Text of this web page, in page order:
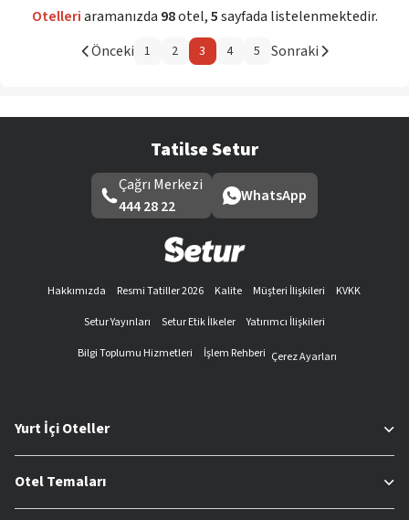
Otelleriaramanızda 98otel,5sayfada listelenmektedir.
Önceki 1 2 3 4 5 Sonraki
Tatilse Setur
Çağrı Merkezi
444 28 22
WhatsApp
Hakkımızda Resmi Tatiller 2026 Kalite Müşteri İlişkileri
KVKK
Setur Yayınları
Setur Etik İlkeler
Yatırımcı İlişkileri
Bilgi Toplumu Hizmetleri
İşlem Rehberi Çerez Ayarları
Yurt İçi Oteller
Otel Temaları